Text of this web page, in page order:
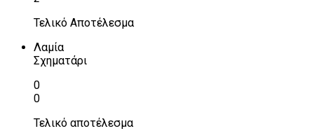
Τελικό Αποτέλεσμα
Λαμία
Σχηματάρι
0
0
Τελικό αποτέλεσμα